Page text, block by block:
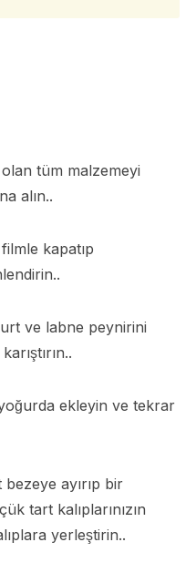
tüm malzemeyi
alın..
kapatıp
ve labne peynirini
yoğurda ekleyin ve tekrar
ayırıp bir
tart kalıplarınızın
yerleştirin..